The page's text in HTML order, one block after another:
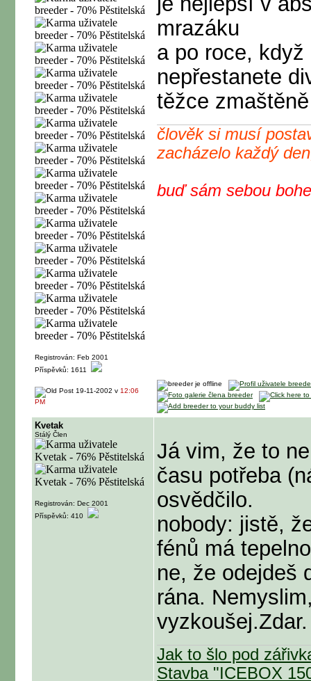
Registrován: Feb 2001
Příspěvků: 1611
mrazáku
a po roce,
nepřestanete
těžce
člověk si musí
zacházelo každý
buď sám sebou
19-11-2002 v 12:06
PM
Kvetak
Stálý Člen
Registrován: Dec 2001
Příspěvků: 410
Já vim, že to
času potřeba
osvědčilo.
nobody: jistě,
fénů má
ne, že odejdeš
rána.
vyzkoušej.Zdar.
Jak to šlo pod
Stavba "ICEBOX